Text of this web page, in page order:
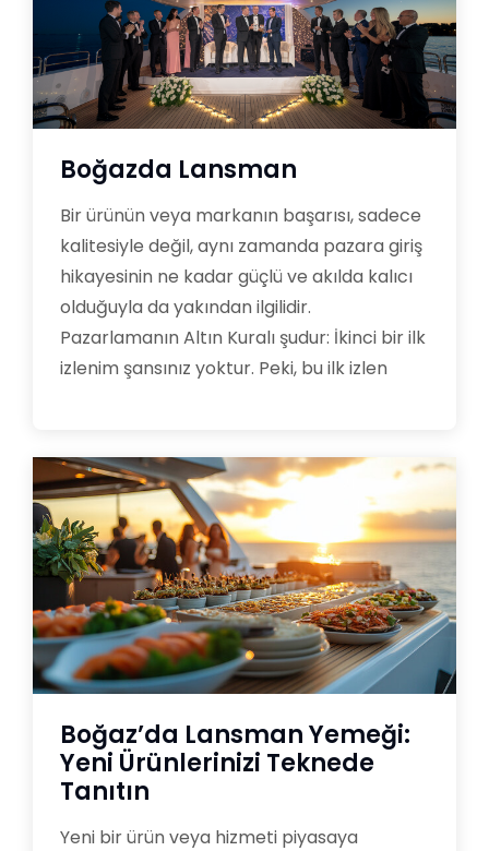
Boğazda Lansman
Bir ürünün veya markanın başarısı, sadece
kalitesiyle değil, aynı zamanda pazara giriş
hikayesinin ne kadar güçlü ve akılda kalıcı
olduğuyla da yakından ilgilidir.
Pazarlamanın Altın Kuralı şudur: İkinci bir ilk
izlenim şansınız yoktur. Peki, bu ilk izlen
Boğaz’da Lansman Yemeği:
Yeni Ürünlerinizi Teknede
Tanıtın
Yeni bir ürün veya hizmeti piyasaya